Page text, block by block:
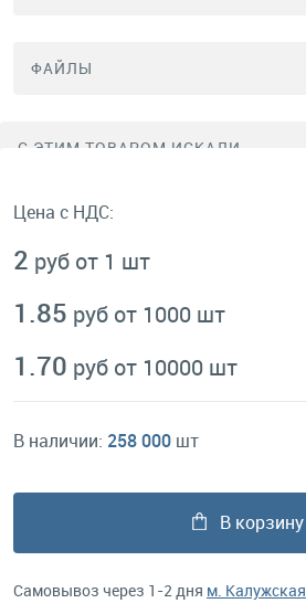
ФАЙЛЫ
C ЭТИМ ТОВАРОМ ИСКАЛИ
Цена с НДС:
2 руб от 1 шт
1.85 руб от 1000 шт
1.70 руб от 10000 шт
В наличии: 258 000 шт
В корзину
Самовывоз через 1-2 дня м. Калужская